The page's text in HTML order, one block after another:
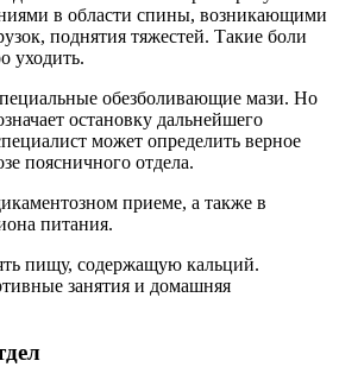
в области спины, возникающими
поднятия тяжестей. Такие боли
уходить.
обезболивающие мази. Но
остановку дальнейшего
может определить верное
поясничного отдела.
приеме, а также в
питания.
пищу, содержащую кальций.
занятия и домашняя